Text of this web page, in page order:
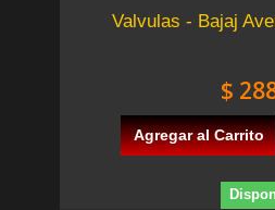
Valvulas - Bajaj
$
Agregar al Carrito